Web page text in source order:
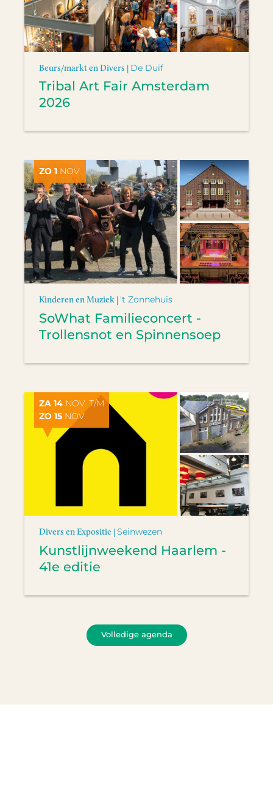
Beurs/markt en Divers | De Duif
Tribal Art Fair Amsterdam
2026
ZO 1 NOV.
Kinderen en Muziek | 't Zonnehuis
SoWhat Familieconcert -
Trollensnot en Spinnensoep
ZA 14 NOV. T/M
ZO 15 NOV.
Divers en Expositie |Seinwezen
Kunstlijnweekend Haarlem -
41e editie
Volledige agenda